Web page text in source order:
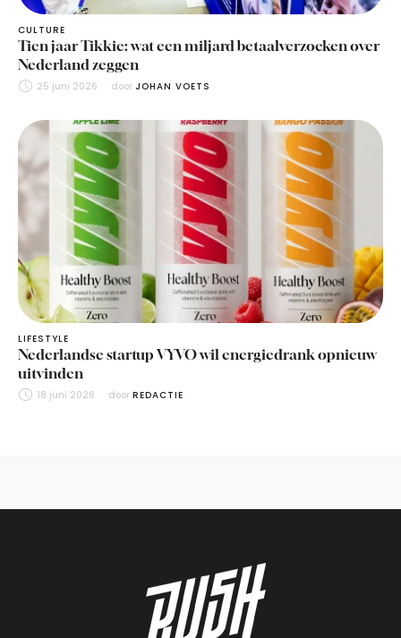
CULTURE
Tien jaar Tikkie: wat een miljard betaalverzoeken over
Nederland zeggen
25 juni 2026 door JOHAN VOETS
LIFESTYLE
Nederlandse startup VYVO wil energiedrank opnieuw
uitvinden
18 juni 2026 door REDACTIE